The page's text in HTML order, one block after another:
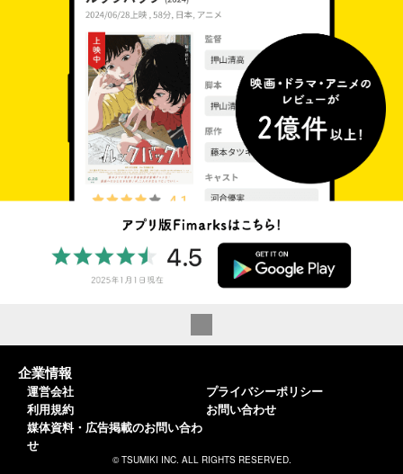
企業情報
運営会社
利用規約
媒体資料・広告掲載のお問い合わ
せ
プライバシーポリシー
お問い合わせ
© TSUMIKI INC. ALL RIGHTS RESERVED.